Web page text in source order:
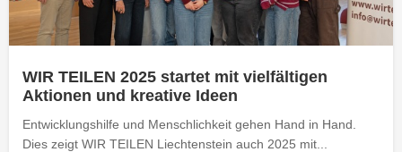
WIR TEILEN 2025 startet mit vielfältigen
Aktionen und kreative Ideen
Entwicklungshilfe und Menschlichkeit gehen Hand in Hand.
Dies zeigt WIR TEILEN Liechtenstein auch 2025 mit...